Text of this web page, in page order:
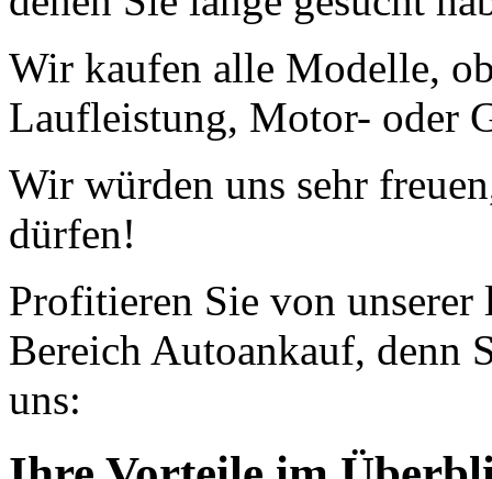
Wir kaufen alle Modelle,
Laufleistung, Motor- oder
Wir würden uns sehr
dürfen!
Profitieren Sie von
Bereich Autoankauf, denn
uns: